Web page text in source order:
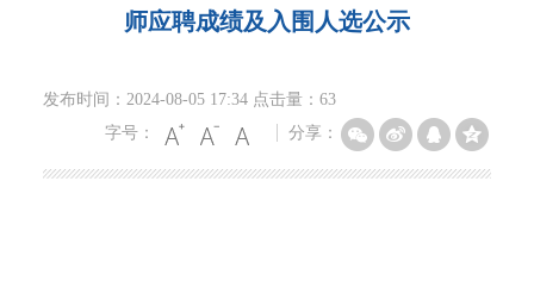
师应聘成绩及入围人选公示
发布时间：2024-08-05 17:34 点击量： 63
字号：
分享：